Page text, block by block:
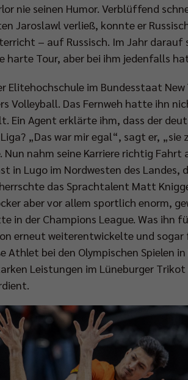
nie seinen Humor. Verblüffend
Jaroslawl verließ, konnte er
– auf Russisch. Im Jahr
harte Tour, aber bei ihm jedenfalls
Elitehochschule im Bundesstaat New
Volleyball. Das Fernweh hatte ihn
Ein Agent erklärte ihm, dass der
„Das war mir egal“, sagt er,
nahm seine Karriere richtig
in Lugo im Nordwesten des Landes,
das Sprachtalent Matt
aber vor allem sportlich enorm,
der Champions League. Was ihn
erneut weiterentwickelte und
bei den Olympischen Spielen
Leistungen im Lüneburger Trikot